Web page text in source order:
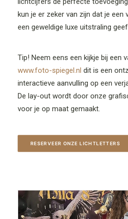
kun je er zeker van zijn dat je een
een geweldige luxe uitstraling
Tip! Neem eens een kijkje bij een
www.foto-spiegel.nl dit is een
interactieve aanvulling op een
De lay-out wordt door onze
voor je op maat gemaakt.
RESERVEER ONZE LICHTLETTERS